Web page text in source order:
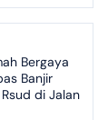
Bergaya
Banjir
di Jalan